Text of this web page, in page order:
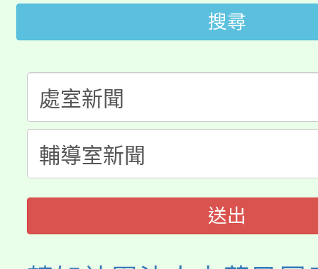
代理(課)教師甄選結果
轉知中國文化大學推廣
《TA101》溝通分析基
程，歡迎學生輔導中心
心理、諮商輔導、社會
系所師生報名參加。
縣市「校園短影音徵選
門員」簡章及活動海報
踴躍報名參加。
桃園市115學年度學生
要點
「桃園市補助參觀特色
展演活動實施計畫」
搜尋
送出